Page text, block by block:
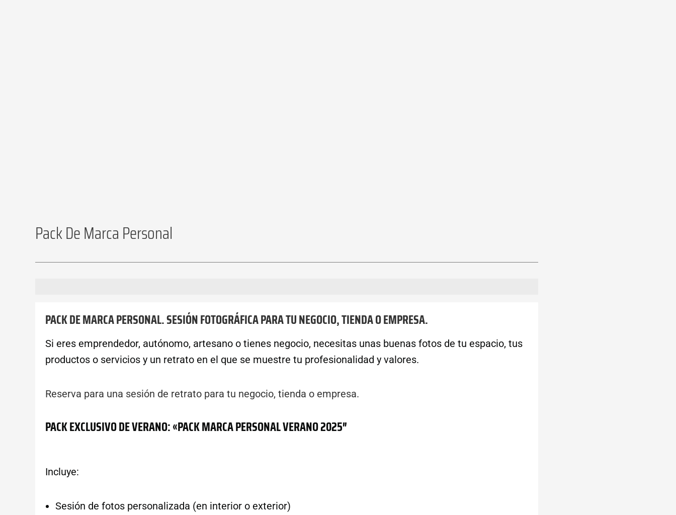
Pack De Marca Personal
PACK DE MARCA PERSONAL. SESIÓN FOTOGRÁFICA PARA TU NEGOCIO, TIENDA O EMPRESA.
Si eres emprendedor, autónomo, artesano o tienes negocio, necesitas unas buenas fotos de tu espacio, tus
productos o servicios y un retrato en el que se muestre tu profesionalidad y valores.
Reserva para una sesión de retrato para tu negocio, tienda o empresa.
PACKEXCLUSIVODEVERANO:«PACKMARCAPERSONALVERANO 2025″
Incluye:
Sesión de fotos personalizada (en interior o exterior)